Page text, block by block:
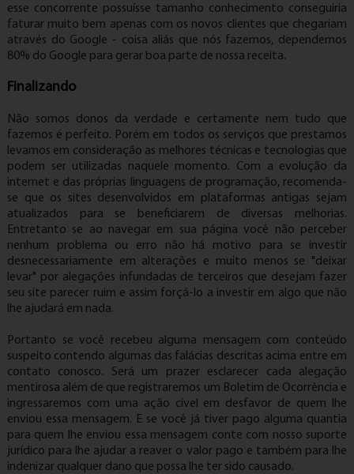
esse concorrente possuísse tamanho conhecimento conseguiria
faturar muito bem apenas com os novos clientes que chegariam
através do Google - coisa aliás que nós fazemos, dependemos
80% do Google para gerar boa parte de nossa receita.
Finalizando
Não somos donos da verdade e certamente nem tudo que
fazemos é perfeito. Porém em todos os serviços que prestamos
levamos em consideração as melhores técnicas e tecnologias que
podem ser utilizadas naquele momento. Com a evolução da
internet e das próprias linguagens de programação, recomenda-
se que os sites desenvolvidos em plataformas antigas sejam
atualizados para se beneficiarem de diversas melhorias.
Entretanto se ao navegar em sua página você não perceber
nenhum problema ou erro não há motivo para se investir
desnecessariamente em alterações e muito menos se "deixar
levar" por alegações infundadas de terceiros que desejam fazer
seu site parecer ruim e assim forçá-lo a investir em algo que não
lhe ajudará em nada.
Portanto se você recebeu alguma mensagem com conteúdo
suspeito contendo algumas das falácias descritas acima entre em
contato conosco. Será um prazer esclarecer cada alegação
mentirosa além de que registraremos um Boletim de Ocorrência e
ingressaremos com uma ação cível em desfavor de quem lhe
enviou essa mensagem. E se você já tiver pago alguma quantia
para quem lhe enviou essa mensagem conte com nosso suporte
jurídico para lhe ajudar a reaver o valor pago e também para lhe
indenizar qualquer dano que possa lhe ter sido causado.